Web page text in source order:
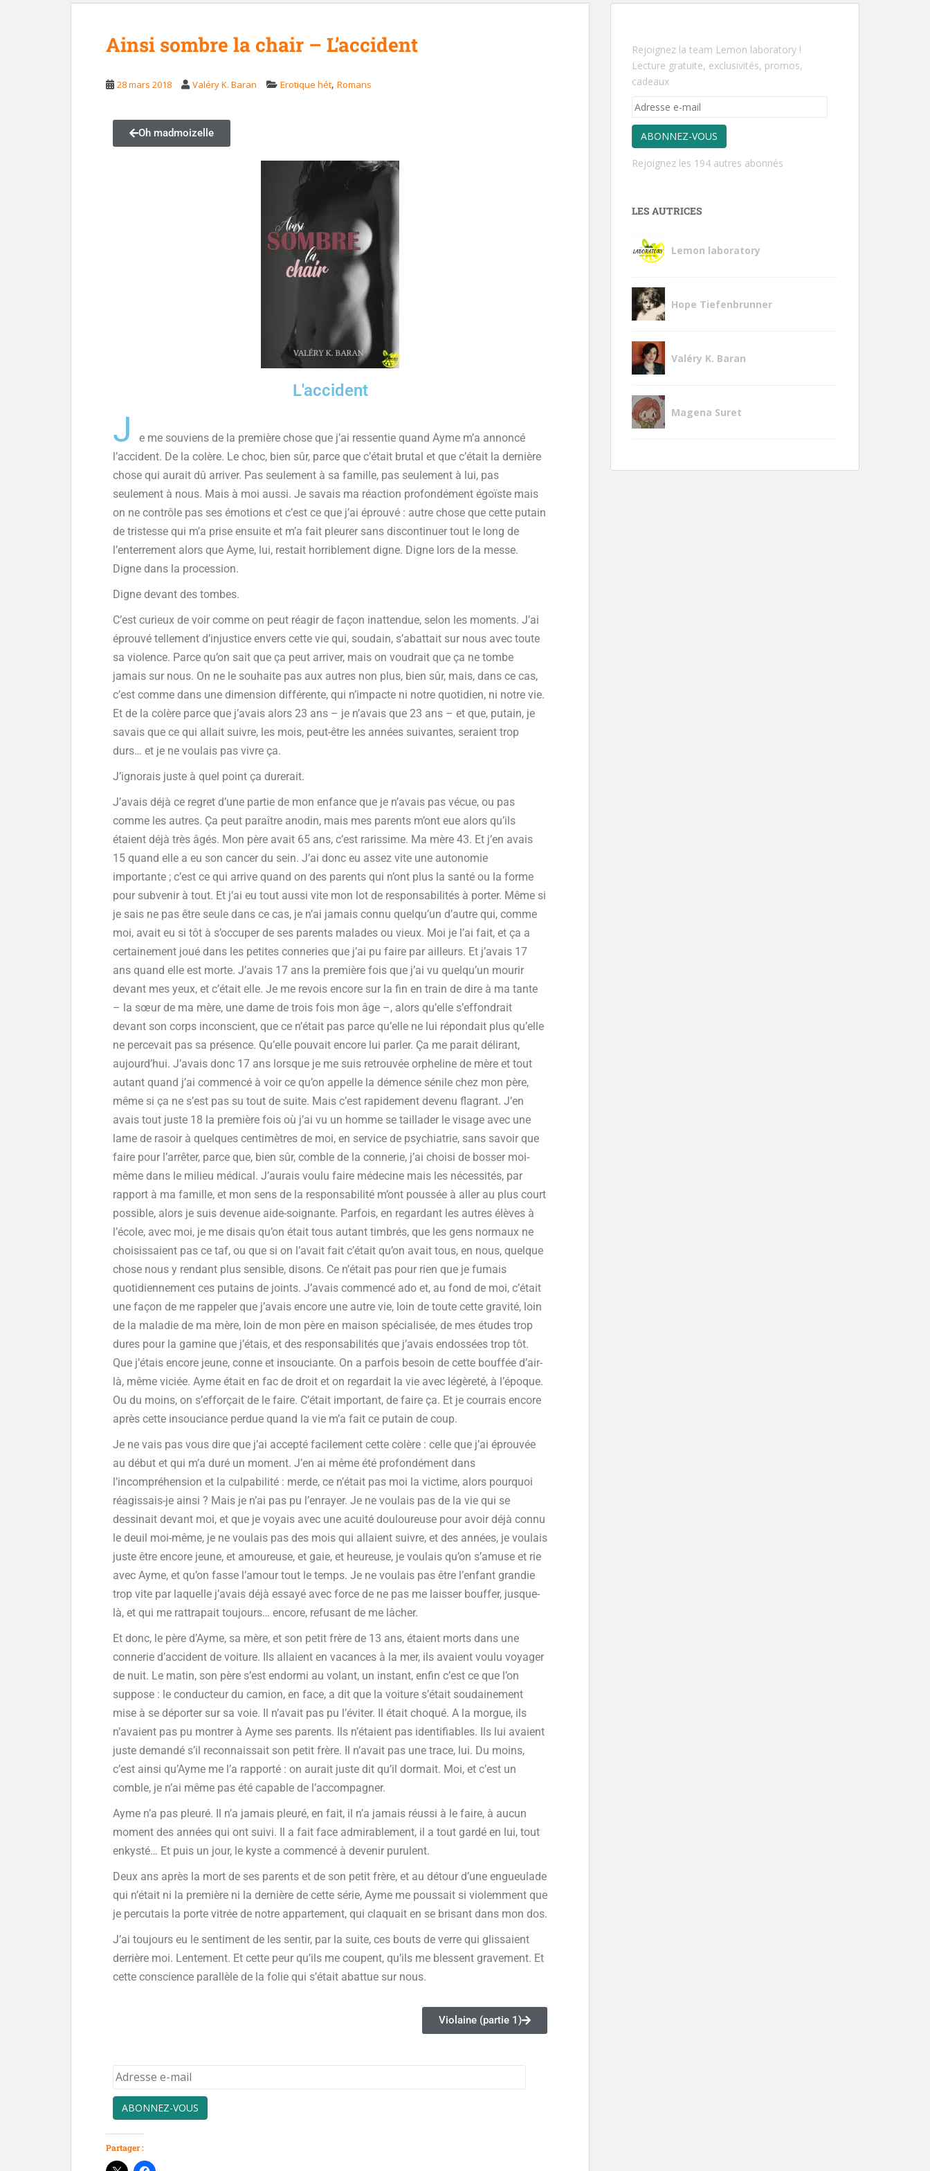
Ainsi sombre la chair – L’accident
28 mars 2018 Valéry K. Baran Erotique hét, Romans
Oh madmoizelle
L'accident
J
e me souviens de la première chose que j’ai ressentie quand Ayme m’a annoncé
l’accident. De la colère. Le choc, bien sûr, parce que c’était brutal et que c’était la dernière
chose qui aurait dû arriver. Pas seulement à sa famille, pas seulement à lui, pas
seulement à nous. Mais à moi aussi. Je savais ma réaction profondément égoïste mais
on ne contrôle pas ses émotions et c’est ce que j’ai éprouvé : autre chose que cette putain
de tristesse qui m’a prise ensuite et m’a fait pleurer sans discontinuer tout le long de
l’enterrement alors que Ayme, lui, restait horriblement digne. Digne lors de la messe.
Digne dans la procession.
Digne devant des tombes.
C’est curieux de voir comme on peut réagir de façon inattendue, selon les moments. J’ai
éprouvé tellement d’injustice envers cette vie qui, soudain, s’abattait sur nous avec toute
sa violence. Parce qu’on sait que ça peut arriver, mais on voudrait que ça ne tombe
jamais sur nous. On ne le souhaite pas aux autres non plus, bien sûr, mais, dans ce cas,
c’est comme dans une dimension différente, qui n’impacte ni notre quotidien, ni notre vie.
Et de la colère parce que j’avais alors 23 ans – je n’avais que 23 ans – et que, putain, je
savais que ce qui allait suivre, les mois, peut-être les années suivantes, seraient trop
durs… et je ne voulais pas vivre ça.
J’ignorais juste à quel point ça durerait.
J’avais déjà ce regret d’une partie de mon enfance que je n’avais pas vécue, ou pas
comme les autres. Ça peut paraître anodin, mais mes parents m’ont eue alors qu’ils
étaient déjà très âgés. Mon père avait 65 ans, c’est rarissime. Ma mère 43. Et j’en avais
15 quand elle a eu son cancer du sein. J’ai donc eu assez vite une autonomie
importante ; c’est ce qui arrive quand on des parents qui n’ont plus la santé ou la forme
pour subvenir à tout. Et j’ai eu tout aussi vite mon lot de responsabilités à porter. Même si
je sais ne pas être seule dans ce cas, je n’ai jamais connu quelqu’un d’autre qui, comme
moi, avait eu si tôt à s’occuper de ses parents malades ou vieux. Moi je l’ai fait, et ça a
certainement joué dans les petites conneries que j’ai pu faire par ailleurs. Et j’avais 17
ans quand elle est morte. J’avais 17 ans la première fois que j’ai vu quelqu’un mourir
devant mes yeux, et c’était elle. Je me revois encore sur la fin en train de dire à ma tante
– la sœur de ma mère, une dame de trois fois mon âge –, alors qu’elle s’effondrait
devant son corps inconscient, que ce n’était pas parce qu’elle ne lui répondait plus qu’elle
ne percevait pas sa présence. Qu’elle pouvait encore lui parler. Ça me parait délirant,
aujourd’hui. J’avais donc 17 ans lorsque je me suis retrouvée orpheline de mère et tout
autant quand j’ai commencé à voir ce qu’on appelle la démence sénile chez mon père,
même si ça ne s’est pas su tout de suite. Mais c’est rapidement devenu flagrant. J’en
avais tout juste 18 la première fois où j’ai vu un homme se taillader le visage avec une
lame de rasoir à quelques centimètres de moi, en service de psychiatrie, sans savoir que
faire pour l’arrêter, parce que, bien sûr, comble de la connerie, j’ai choisi de bosser moi-
même dans le milieu médical. J’aurais voulu faire médecine mais les nécessités, par
rapport à ma famille, et mon sens de la responsabilité m’ont poussée à aller au plus court
possible, alors je suis devenue aide-soignante. Parfois, en regardant les autres élèves à
l’école, avec moi, je me disais qu’on était tous autant timbrés, que les gens normaux ne
choisissaient pas ce taf, ou que si on l’avait fait c’était qu’on avait tous, en nous, quelque
chose nous y rendant plus sensible, disons. Ce n’était pas pour rien que je fumais
quotidiennement ces putains de joints. J’avais commencé ado et, au fond de moi, c’était
une façon de me rappeler que j’avais encore une autre vie, loin de toute cette gravité, loin
de la maladie de ma mère, loin de mon père en maison spécialisée, de mes études trop
dures pour la gamine que j’étais, et des responsabilités que j’avais endossées trop tôt.
Que j’étais encore jeune, conne et insouciante. On a parfois besoin de cette bouffée d’air-
là, même viciée. Ayme était en fac de droit et on regardait la vie avec légèreté, à l’époque.
Ou du moins, on s’efforçait de le faire. C’était important, de faire ça. Et je courrais encore
après cette insouciance perdue quand la vie m’a fait ce putain de coup.
Je ne vais pas vous dire que j’ai accepté facilement cette colère : celle que j’ai éprouvée
au début et qui m’a duré un moment. J’en ai même été profondément dans
l’incompréhension et la culpabilité : merde, ce n’était pas moi la victime, alors pourquoi
réagissais-je ainsi ? Mais je n’ai pas pu l’enrayer. Je ne voulais pas de la vie qui se
dessinait devant moi, et que je voyais avec une acuité douloureuse pour avoir déjà connu
le deuil moi-même, je ne voulais pas des mois qui allaient suivre, et des années, je voulais
juste être encore jeune, et amoureuse, et gaie, et heureuse, je voulais qu’on s’amuse et rie
avec Ayme, et qu’on fasse l’amour tout le temps. Je ne voulais pas être l’enfant grandie
trop vite par laquelle j’avais déjà essayé avec force de ne pas me laisser bouffer, jusque-
là, et qui me rattrapait toujours… encore, refusant de me lâcher.
Et donc, le père d’Ayme, sa mère, et son petit frère de 13 ans, étaient morts dans une
connerie d’accident de voiture. Ils allaient en vacances à la mer, ils avaient voulu voyager
de nuit. Le matin, son père s’est endormi au volant, un instant, enfin c’est ce que l’on
suppose : le conducteur du camion, en face, a dit que la voiture s’était soudainement
mise à se déporter sur sa voie. Il n’avait pas pu l’éviter. Il était choqué. A la morgue, ils
n’avaient pas pu montrer à Ayme ses parents. Ils n’étaient pas identifiables. Ils lui avaient
juste demandé s’il reconnaissait son petit frère. Il n’avait pas une trace, lui. Du moins,
c’est ainsi qu’Ayme me l’a rapporté : on aurait juste dit qu’il dormait. Moi, et c’est un
comble, je n’ai même pas été capable de l’accompagner.
Ayme n’a pas pleuré. Il n’a jamais pleuré, en fait, il n’a jamais réussi à le faire, à aucun
moment des années qui ont suivi. Il a fait face admirablement, il a tout gardé en lui, tout
enkysté… Et puis un jour, le kyste a commencé à devenir purulent.
Deux ans après la mort de ses parents et de son petit frère, et au détour d’une engueulade
qui n’était ni la première ni la dernière de cette série, Ayme me poussait si violemment que
je percutais la porte vitrée de notre appartement, qui claquait en se brisant dans mon dos.
J’ai toujours eu le sentiment de les sentir, par la suite, ces bouts de verre qui glissaient
derrière moi. Lentement. Et cette peur qu’ils me coupent, qu’ils me blessent gravement. Et
cette conscience parallèle de la folie qui s’était abattue sur nous.
Violaine (partie 1)
ABONNEZ-VOUS
Partager :
Rejoignez la team Lemon laboratory !
Lecture gratuite, exclusivités, promos,
cadeaux
ABONNEZ-VOUS
Rejoignez les 194 autres abonnés
LES AUTRICES
Lemon laboratory
Hope Tiefenbrunner
Valéry K. Baran
Magena Suret